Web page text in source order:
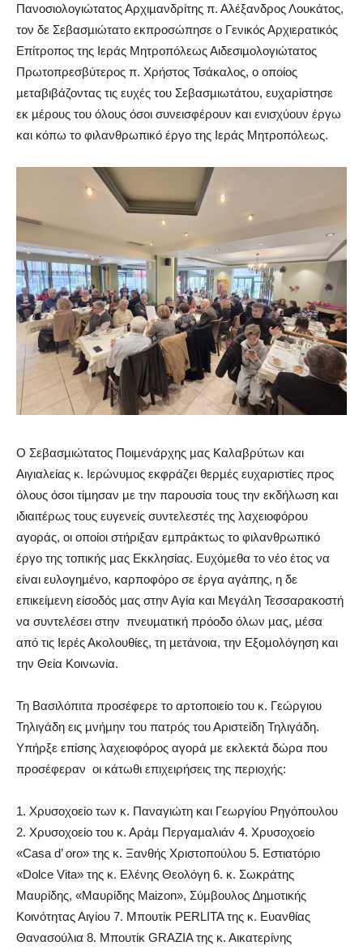
Πανοσιολογιώτατος Αρχιµανδρίτης π. Αλέξανδρος Λουκάτος,
τον δε Σεβασµιώτατο εκπροσώπησε ο Γενικός Αρχιερατικός
Επίτροπος της Ιεράς Μητροπόλεως Αιδεσιµολογιώτατος
Πρωτοπρεσβύτερος π. Χρήστος Τσάκαλος, ο οποίος
µεταβιβάζοντας τις ευχές του Σεβασµιωτάτου, ευχαρίστησε
εκ µέρους του όλους όσοι συνεισφέρουν και ενισχύουν έργω
και κόπω το φιλανθρωπικό έργο της Ιεράς Μητροπόλεως.
O Σεβασµιώτατος Ποιµενάρχης µας Καλαβρύτων και
Αιγιαλείας κ. Ιερώνυµος εκφράζει θερµές ευχαριστίες προς
όλους όσοι τίµησαν µε την παρουσία τους την εκδήλωση και
ιδιαιτέρως τους ευγενείς συντελεστές της λαχειοφόρου
αγοράς, οι οποίοι στήριξαν εµπράκτως το φιλανθρωπικό
έργο της τοπικής µας Εκκλησίας. Ευχόµεθα το νέο έτος να
είναι ευλογηµένο, καρποφόρο σε έργα αγάπης, η δε
επικείµενη είσοδός µας στην Αγία και Μεγάλη Τεσσαρακοστή
να συντελέσει στην πνευµατική πρόοδο όλων µας, µέσα
από τις Ιερές Ακολουθίες, τη µετάνοια, την Εξοµολόγηση και
την Θεία Κοινωνία.
Τη Βασιλόπιτα προσέφερε το αρτοποιείο του κ. Γεώργιου
Τηλιγάδη εις µνήµην του πατρός του Αριστείδη Τηλιγάδη.
Υπήρξε επίσης λαχειοφόρος αγορά µε εκλεκτά δώρα που
προσέφεραν οι κάτωθι επιχειρήσεις της περιοχής:
1. Χρυσοχοείο των κ. Παναγιώτη και Γεωργίου Ρηγόπουλου
2. Χρυσοχοείο του κ. Αράµ Περγαµαλιάν 4. Χρυσοχοείο
«Casa d’ oro» της κ. Ξανθής Χριστοπούλου 5. Εστιατόριο
«Dolce Vita» της κ. Ελένης Θεολόγη 6. κ. Σωκράτης
Μαυρίδης, «Μαυρίδης Maizon», Σύµβoυλος ∆ηµοτικής
Κοινότητας Αιγίου 7. Μπουτίκ PERLITA της κ. Ευανθίας
Θανασούλια 8. Μπουτίκ GRAZIA της κ. Αικατερίνης